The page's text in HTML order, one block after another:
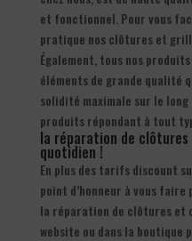
et fonctionnel. Pour vous
pratique nos clôtures et
Également, tous nos
éléments de grande qualité
solidité maximale sur le
produits répondant à tout
la réparation de
quotidien !
En plus des tarifs discount
point d’honneur à vous
la réparation de clôtures et
website ou dans la boutique